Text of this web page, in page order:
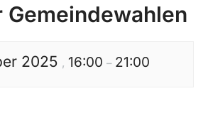
Gemeindewahlen
2025 , 16:00 – 21:00